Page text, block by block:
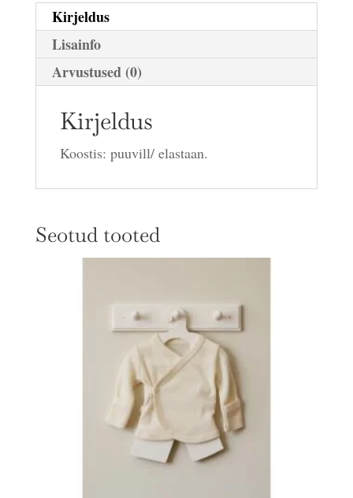
Kirjeldus
Lisainfo
Arvustused (0)
Kirjeldus
Koostis: puuvill/ elastaan.
Seotud tooted